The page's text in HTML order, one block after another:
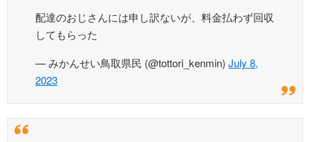
配達のおじさんには申し訳ないが、料金払わず回収
してもらった
— みかんせい鳥取県民 (@tottori_kenmin) July 8,
2023